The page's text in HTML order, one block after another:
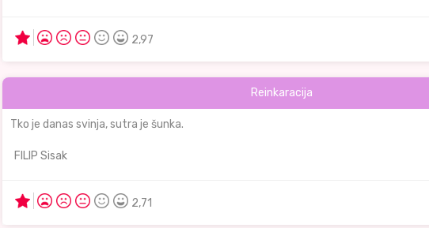
2,97
Reinkaracija
Tko je danas svinja, sutra je šunka.
FILIP Sisak
2,71